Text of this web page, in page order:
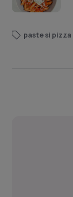
paste si pizza